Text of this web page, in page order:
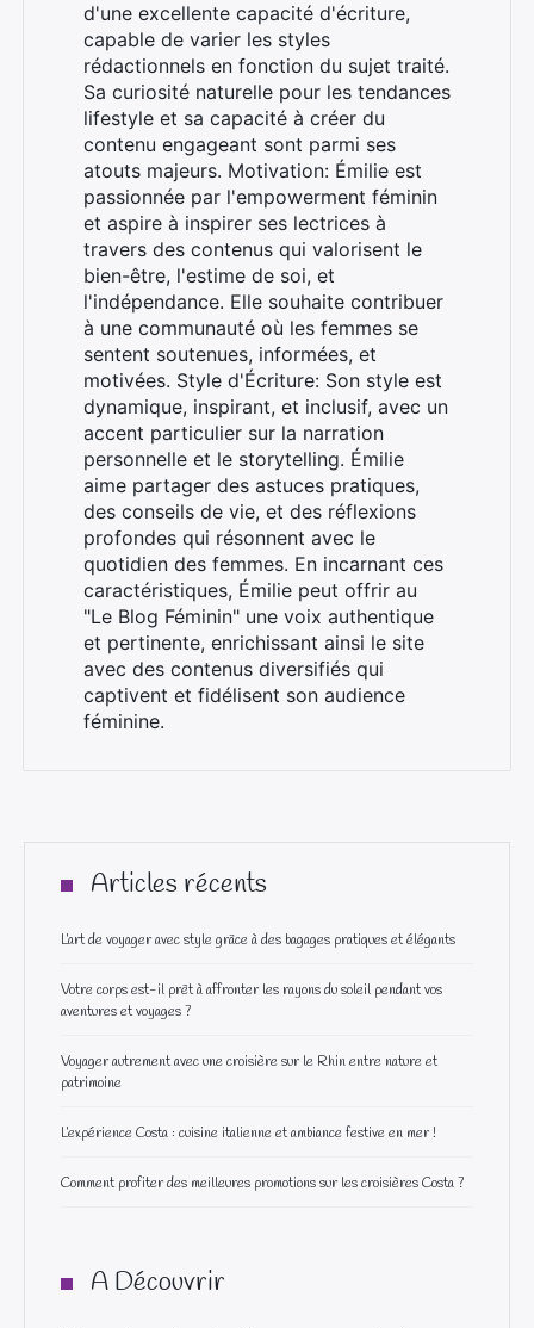
d'une excellente capacité d'écriture,
capable de varier les styles
rédactionnels en fonction du sujet traité.
Sa curiosité naturelle pour les tendances
lifestyle et sa capacité à créer du
contenu engageant sont parmi ses
atouts majeurs. Motivation: Émilie est
passionnée par l'empowerment féminin
et aspire à inspirer ses lectrices à
travers des contenus qui valorisent le
bien-être, l'estime de soi, et
l'indépendance. Elle souhaite contribuer
à une communauté où les femmes se
sentent soutenues, informées, et
motivées. Style d'Écriture: Son style est
dynamique, inspirant, et inclusif, avec un
accent particulier sur la narration
personnelle et le storytelling. Émilie
aime partager des astuces pratiques,
des conseils de vie, et des réflexions
profondes qui résonnent avec le
quotidien des femmes. En incarnant ces
caractéristiques, Émilie peut offrir au
"Le Blog Féminin" une voix authentique
et pertinente, enrichissant ainsi le site
avec des contenus diversifiés qui
captivent et fidélisent son audience
féminine.
Articles récents
L’art de voyager avec style grâce à des bagages pratiques et élégants
Votre corps est-il prêt à affronter les rayons du soleil pendant vos
aventures et voyages ?
Voyager autrement avec une croisière sur le Rhin entre nature et
patrimoine
L’expérience Costa : cuisine italienne et ambiance festive en mer !
Comment profiter des meilleures promotions sur les croisières Costa ?
A Découvrir